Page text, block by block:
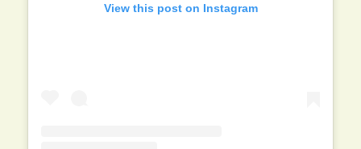
View this post on Instagram